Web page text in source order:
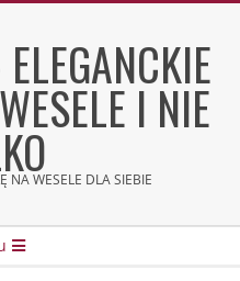
I NIE
NA WESELE DLA SIEBIE